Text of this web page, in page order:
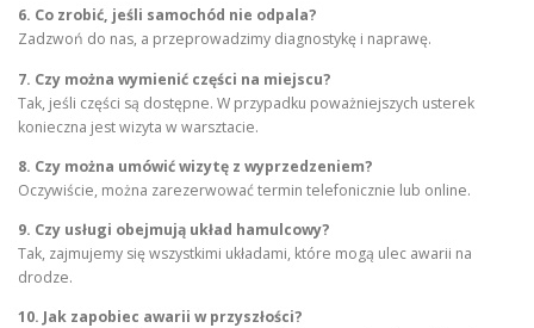
6. Co zrobić, jeśli samochód nie odpala?
Zadzwoń do nas, a przeprowadzimy diagnostykę i naprawę.
7. Czy można wymienić części na miejscu?
Tak, jeśli części są dostępne. W przypadku poważniejszych usterek
konieczna jest wizyta w warsztacie.
8. Czy można umówić wizytę z wyprzedzeniem?
Oczywiście, można zarezerwować termin telefonicznie lub online.
9. Czy usługi obejmują układ hamulcowy?
Tak, zajmujemy się wszystkimi układami, które mogą ulec awarii na
drodze.
10. Jak zapobiec awarii w przyszłości?